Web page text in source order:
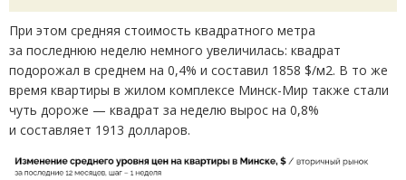
При этом средняя стоимость квадратного метра
за последнюю неделю немного увеличилась: квадрат
подорожал в среднем на 0,4% и составил 1858 $/м2. В то же
время квартиры в жилом комплексе Минск-Мир также стали
чуть дороже — квадрат за неделю вырос на 0,8%
и составляет 1913 долларов.